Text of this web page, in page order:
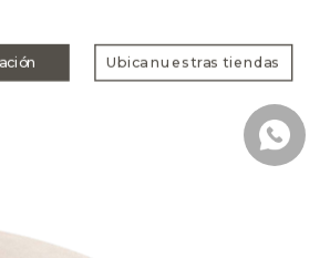
Ubica nuestras tiendas